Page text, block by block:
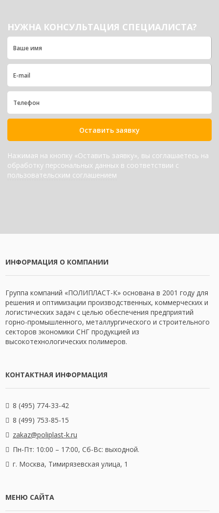
НУЖНА КОНСУЛЬТАЦИЯ СПЕЦИАЛИСТА?
Оставить заявку
Нажимая на кнопку «Оставить заявку», вы соглашаетесь на
обработку персональных данных в соответствии с
пользовательским соглашением
ИНФОРМАЦИЯ О КОМПАНИИ
Группа компаний «ПОЛИПЛАСТ-К» основана в 2001 году для
решения и оптимизации производственных, коммерческих и
логистических задач с целью обеспечения предприятий
горно-промышленного, металлургического и строительного
секторов экономики СНГ продукцией из
высокотехнологических полимеров.
КОНТАКТНАЯ ИНФОРМАЦИЯ
8 (495) 774-33-42
8 (499) 753-85-15
zakaz@poliplast-k.ru
Пн-Пт: 10:00 – 17:00, Сб-Вс: выходной.
г. Москва, Тимирязевская улица, 1
МЕНЮ САЙТА